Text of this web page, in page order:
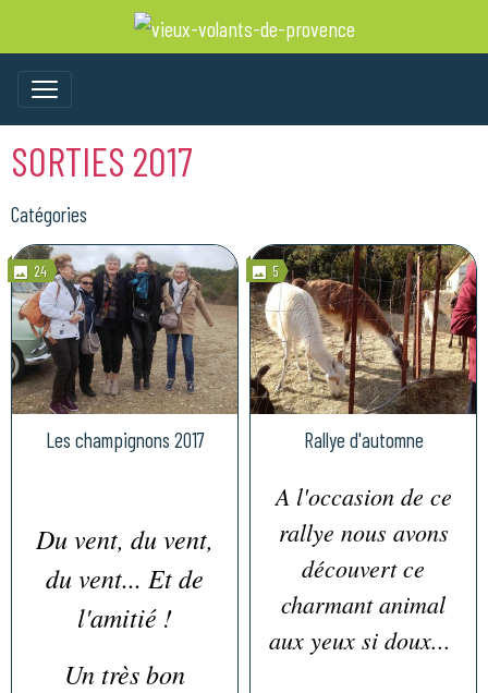
SORTIES 2017
Catégories
24
Les champignons 2017
Du vent, du vent,
du vent... Et de
l'amitié !
Un très bon
5
Rallye d'automne
A l'occasion de ce
rallye nous avons
découvert ce
charmant animal
aux yeux si doux...